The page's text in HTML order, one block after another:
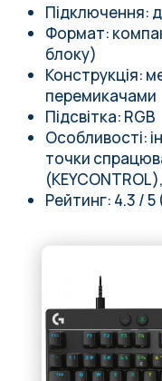
Підключення:
Формат:
блоку)
Конструкція:
перемикачами
Підсвітка: RGB
Особливості:
точки
Рейтинг: 4.3 / 5